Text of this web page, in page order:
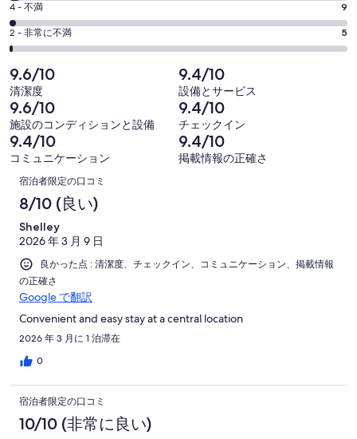
で
開
く
件
の
口
コ
ミ
中
381
件
が
非
に
良
い
-
507
件
口
コ
ミ
中
99
件
が
良
6
-
507
件
の
口
コ
ミ
中
件
が
普
通
評
価
4
507
件
の
口
コ
ミ
中
が
満
4 - 不満 9
評
価
2
-
507
件
の
口
ミ
中
件
が
非
常
に
満
2 - 非常に不満 5
9.6/10
清潔度
9.4/10
設備とサービス
9.6/10
施設のコンディションと設備
9.4/10
チェックイン
9.4/10
コミュニケーション
9.4/10
掲載情報の正確さ
口
コ
ミ
宿泊者限定の口コミ
8/10 (良い)
Shelley
2026 年 3 月 9 日
良かった点 : 清潔度、チェックイン、コミュニケーション、掲載情報
の正確さ
Google で翻訳
Convenient and easy stay at a central location
2026 年 3 月に 1 泊滞在
0
宿泊者限定の口コミ
10/10 (非常に良い)